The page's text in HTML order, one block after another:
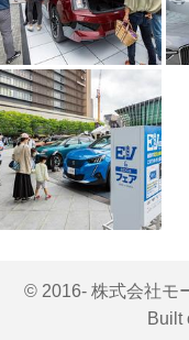
© 2016- 株式会社モ
Built